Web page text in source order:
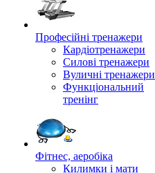
Професійні тренажери
Кардіотренажери
Силові тренажери
Вуличні тренажери
Функціональний
тренінг
Фітнес, аеробіка
Килимки і мати